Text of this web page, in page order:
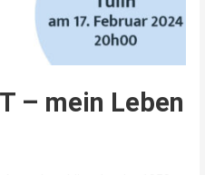
– mein Leben